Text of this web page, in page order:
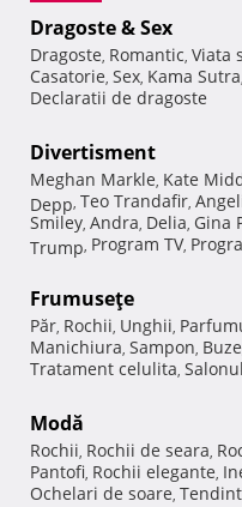
Dragoste & Sex
Dragoste, Romantic, Viata
Casatorie, Sex, Kama Sutra,
Declaratii de dragoste
Divertisment
Meghan Markle, Kate
Depp, Teo Trandafir,
Smiley, Andra, Delia, Gina
Trump, Program TV,
Frumuseţe
Păr, Rochii, Unghii,
Manichiura, Sampon, Buze
Tratament celulita,
Modă
Rochii, Rochii de seara,
Pantofi, Rochii elegante,
Ochelari de soare,